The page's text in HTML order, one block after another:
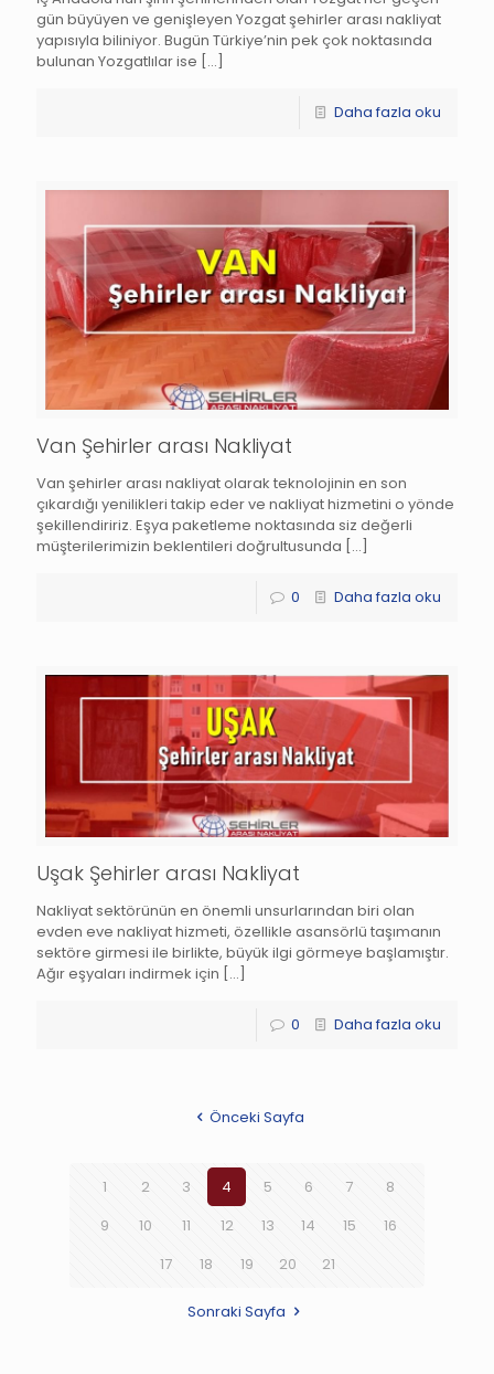
gün büyüyen ve genişleyen Yozgat şehirler arası nakliyat
yapısıyla biliniyor. Bugün Türkiye’nin pek çok noktasında
bulunan Yozgatlılar ise […]
Daha fazla oku
Van Şehirler arası Nakliyat
Van şehirler arası nakliyat olarak teknolojinin en son
çıkardığı yenilikleri takip eder ve nakliyat hizmetini o yönde
şekillendiririz. Eşya paketleme noktasında siz değerli
müşterilerimizin beklentileri doğrultusunda […]
0 Daha fazla oku
Uşak Şehirler arası Nakliyat
Nakliyat sektörünün en önemli unsurlarından biri olan
evden eve nakliyat hizmeti, özellikle asansörlü taşımanın
sektöre girmesi ile birlikte, büyük ilgi görmeye başlamıştır.
Ağır eşyaları indirmek için […]
0 Daha fazla oku
Önceki Sayfa
1 2 3 4 5 6 7
8
9
10 11 12 13 14 15
16
17
18 19 20 21
Sonraki Sayfa